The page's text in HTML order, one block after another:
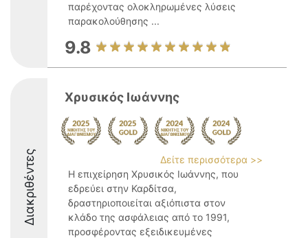
παρέχοντας ολοκληρωμένες λύσεις
παρακολούθησης ...
9.8
Διακριθέντες
Χρυσικός Ιωάννης
Δείτε περισσότερα >>
Η επιχείρηση Χρυσικός Ιωάννης, που
εδρεύει στην Καρδίτσα,
δραστηριοποιείται αξιόπιστα στον
κλάδο της ασφάλειας από το 1991,
προσφέροντας εξειδικευμένες